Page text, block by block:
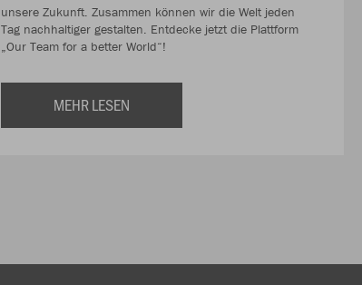
unsere Zukunft. Zusammen können wir die Welt jeden
Tag nachhaltiger gestalten. Entdecke jetzt die Plattform
„Our Team for a better World“!
MEHR LESEN